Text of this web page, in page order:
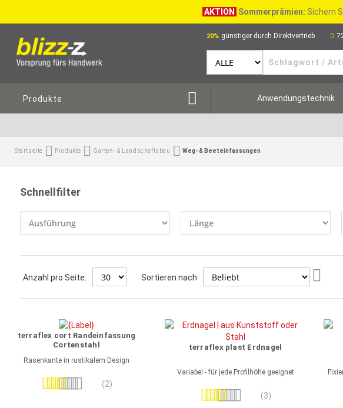
AKTION Sommerprämien: Sichern
20% günstiger durch Direktvertrieb
Produkte Anwendungstechnik
Startseite Produkte Garten- & Landschaftsbau Weg- & Beeteinfassungen
Schnellfilter
Anzahl pro Seite: Sortieren nach
terraflex cort Randeinfassung
Cortenstahl
Rasenkante in rustikalem Design
Bewertung: (2)
terraflex plast Erdnagel
Variabel - für jede Profilhöhe geeignet
Bewertung: (3)